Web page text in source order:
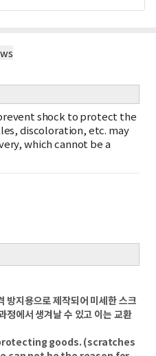
shock to protect the
discoloration, etc. may
which cannot be a
방지용으로 제작되어 미세한 스크
정에서 생겨날 수 있고 이는 교환
goods. (scratches